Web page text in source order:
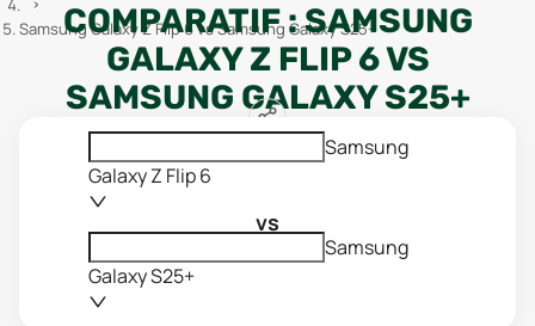
Samsung Galaxy Z Flip 6 vs Samsung Galaxy S25+
COMPARATIF :SAMSUNG
GALAXY Z FLIP 6VS
SAMSUNG GALAXY S25+
Samsung
Galaxy Z Flip 6
vs
Samsung
Galaxy S25+